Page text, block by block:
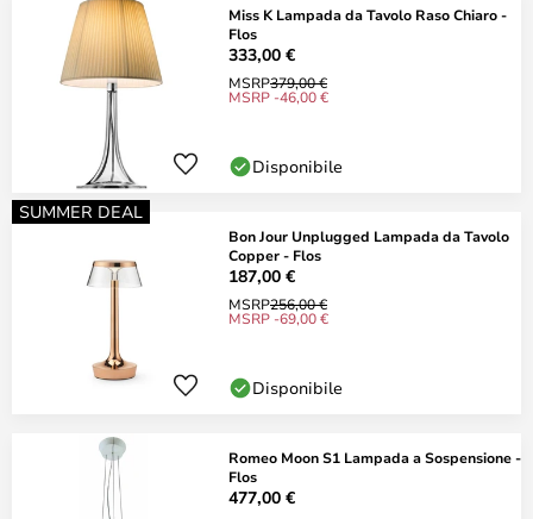
Miss K Lampada da Tavolo Raso Chiaro -
Flos
333,00 €
MSRP379,00 €
MSRP -46,00 €
Disponibile
SUMMER DEAL
Bon Jour Unplugged Lampada da Tavolo
Copper - Flos
187,00 €
MSRP256,00 €
MSRP -69,00 €
Disponibile
Romeo Moon S1 Lampada a Sospensione -
Flos
477,00 €